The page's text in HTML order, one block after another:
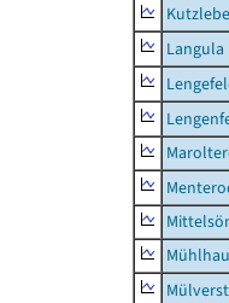
Langula